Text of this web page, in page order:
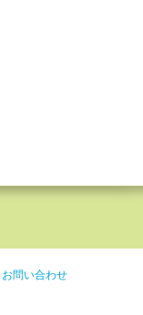
お問い合わせ